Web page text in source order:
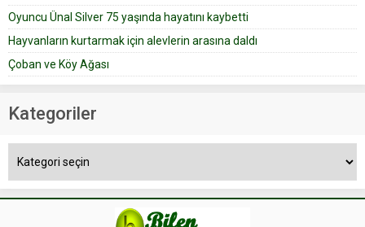
Oyuncu Ünal Silver 75 yaşında hayatını kaybetti
Hayvanların kurtarmak için alevlerin arasına daldı
Çoban ve Köy Ağası
Kategoriler